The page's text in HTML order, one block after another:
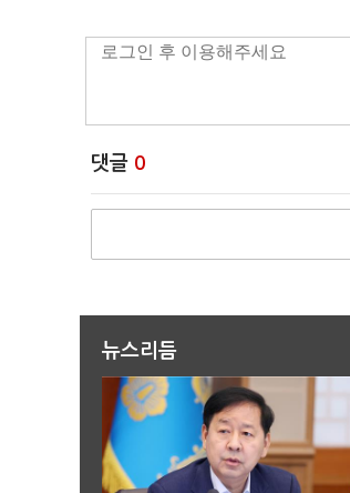
댓글 0
뉴스리듬